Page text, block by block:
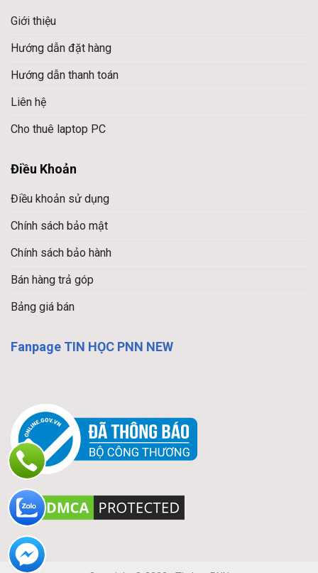
Giới thiệu
Hướng dẫn đặt hàng
Hướng dẫn thanh toán
Liên hệ
Cho thuê laptop PC
Điều Khoản
Điều khoản sử dụng
Chính sách bảo mật
Chính sách bảo hành
Bán hàng trả góp
Bảng giá bán
Fanpage TIN HỌC PNN NEW